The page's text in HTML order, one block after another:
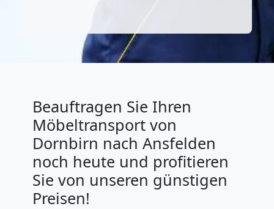
Beauftragen Sie Ihren
Möbeltransport von
Dornbirn nach Ansfelden
noch heute und profitieren
Sie von unseren günstigen
Preisen!